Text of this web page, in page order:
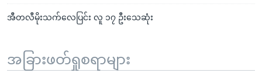
အီတလီမိုးသက်လေပြင်း လူ ၁၇ ဦးသေဆုံး
အခြားဖတ်ရှုစရာများ